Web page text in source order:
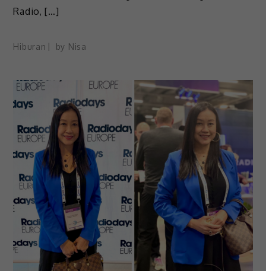
Radio, […]
Hiburan by Nisa